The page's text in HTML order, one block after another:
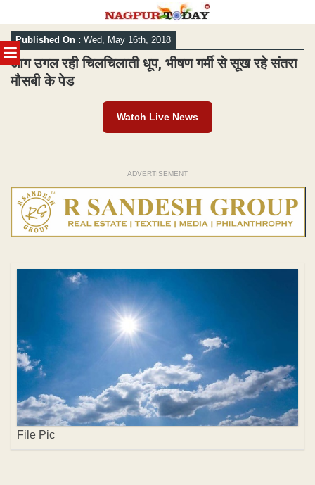
MENU
Skip
to
content
Published On : Wed, May 16th, 2018
आग उगल रही चिलचिलाती धूप, भीषण गर्मी से सूख रहे संतरा
मौसबी के पेड
Watch Live News
ADVERTISEMENT
File Pic